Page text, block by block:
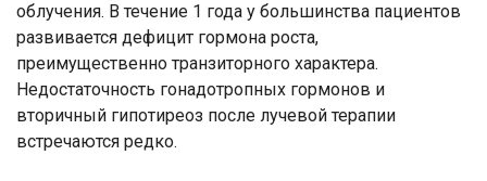
облучения. В течение 1 года у большинства пациентов
развивается дефицит гормона роста,
преимущественно транзиторного характера.
Недостаточность гонадотропных гормонов и
вторичный гипотиреоз после лучевой терапии
встречаются редко.